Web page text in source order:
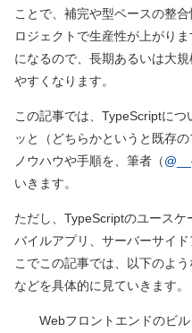
ことで、補完や型ベースの整
ロジェクトで生産性が上がり
になるので、長期あるいは大
やすくなります。
この記事では、TypeScriptに
ッと
（どちらかというと既存
ノウハウや手順を、筆者 （
いきます。
ただし、TypeScriptのユース
バイルアプリ、サーバーサイ
こでこの記事では、以下のよ
などを具体的に見ていきます。
Webフロントエンドのビ